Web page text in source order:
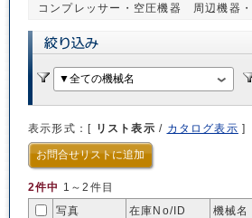
コンプレッサー・空圧機器 周辺機器
表示形式：[ リスト表示 / カタログ表示 ]
お問合せリストに追加
2件中 1～2件目
写真
在庫No/ID 機械名